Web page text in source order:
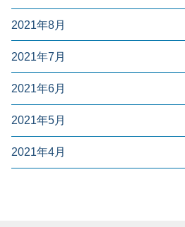
2021年8月
2021年7月
2021年6月
2021年5月
2021年4月